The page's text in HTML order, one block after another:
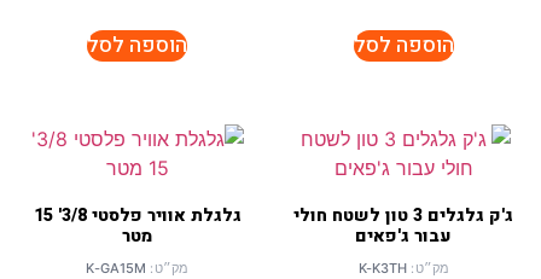
הוספה לסל הוספה לסל
ג'ק גלגלים 3 טון לשטח חולי
עבור ג'פאים
מק״ט:
גלגלת אוויר פלסטי 3/8' 15
מטר
מק״ט: